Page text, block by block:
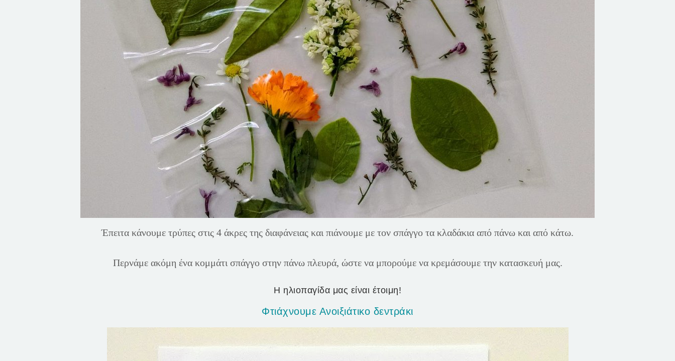
Έπειτα κάνουμε τρύπες στις 4 άκρες της διαφάνειας και πιάνουμε με τον σπάγγο τα κλαδάκια από πάνω και από κάτω.
Περνάμε ακόμη ένα κομμάτι σπάγγο στην πάνω πλευρά, ώστε να μπορούμε να κρεμάσουμε την κατασκευή μας.
Η ηλιοπαγίδα μας είναι έτοιμη!
Φτιάχνουμε Ανοιξιάτικο δεντράκι